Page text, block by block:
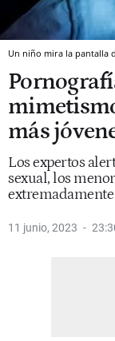
Un niño mira la pantalla
más
Los expertos
sexual, los
11 junio, 2023